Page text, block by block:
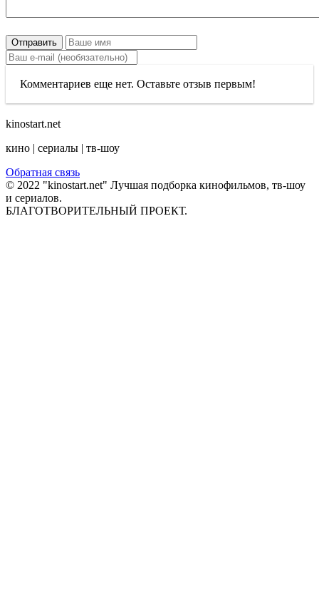
Отправить
Комментариев еще нет. Оставьте отзыв первым!
kinostart.net
кино | сериалы | тв-шоу
Обратная связь
© 2022 "kinostart.net" Лучшая подборка кинофильмов, тв-шоу
и сериалов.
БЛАГОТВОРИТЕЛЬНЫЙ ПРОЕКТ.